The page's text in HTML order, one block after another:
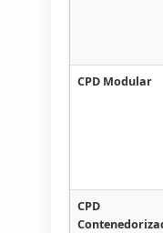
CPD Modular
CPD